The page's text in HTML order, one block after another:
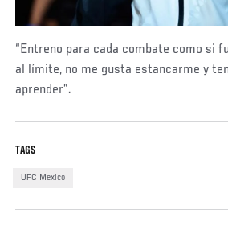
“Entreno para cada combate como si
al límite, no me gusta estancarme y
aprender”.
TAGS
UFC Mexico